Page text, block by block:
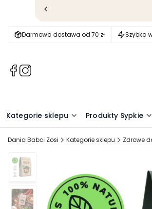
Darmowa dostawa od 70 zł Szybka
(Otwiera
karcie)
(Otwiera
karcie)
Kategorie sklepu Produkty Sypkie
Dania Babci Zosi Kategorie sklepu Zdrowe